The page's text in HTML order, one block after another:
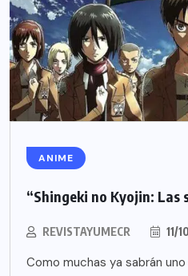
ANIME
“Shingeki no Kyojin: Las
REVISTAYUMECR 11/
Como muchas ya sabrán